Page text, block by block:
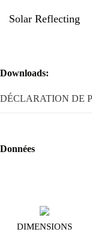
Solar Reflecting
Downloads:
DÉCLARATION DE
Données
DIMENSIONS